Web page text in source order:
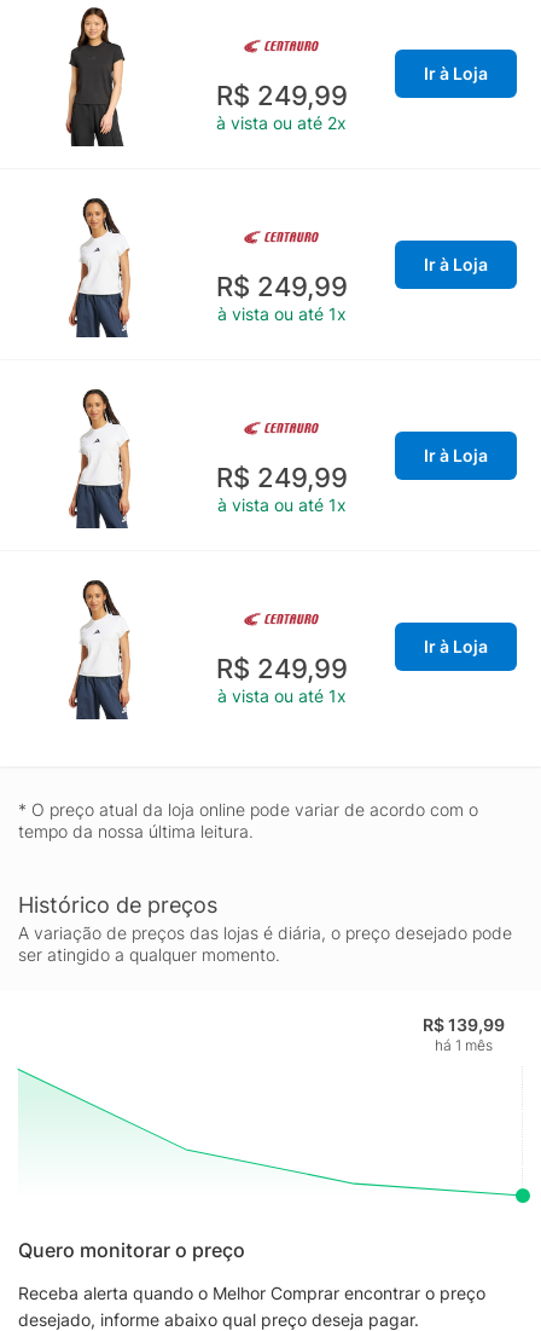
R$ 249,99
à vista ou até 2x
Ir à Loja
R$ 249,99
à vista ou até 1x
Ir à Loja
R$ 249,99
à vista ou até 1x
Ir à Loja
R$ 249,99
à vista ou até 1x
Ir à Loja
* O preço atual da loja online pode variar de acordo com o
tempo da nossa última leitura.
Histórico de preços
A variação de preços das lojas é diária, o preço desejado pode
ser atingido a qualquer momento.
R$ 139,99
há 1 mês
Quero monitorar o preço
Receba alerta quando o Melhor Comprar encontrar o preço
desejado, informe abaixo qual preço deseja pagar.